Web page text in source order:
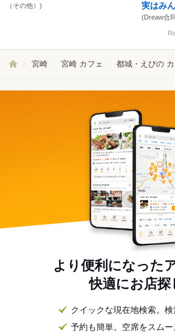
（その他）)
実はみ
(Dreaw合
宮崎 宮崎 カフェ 都城・えびの カ
より便利になった
快適にお店探
クイックな現在地検索。検
予約も簡単。空席をスム